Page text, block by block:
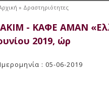
» Δραστηριότητες
- KΑΦΕ ΑΜΑΝ
2019, ώρ
: 05-06-2019